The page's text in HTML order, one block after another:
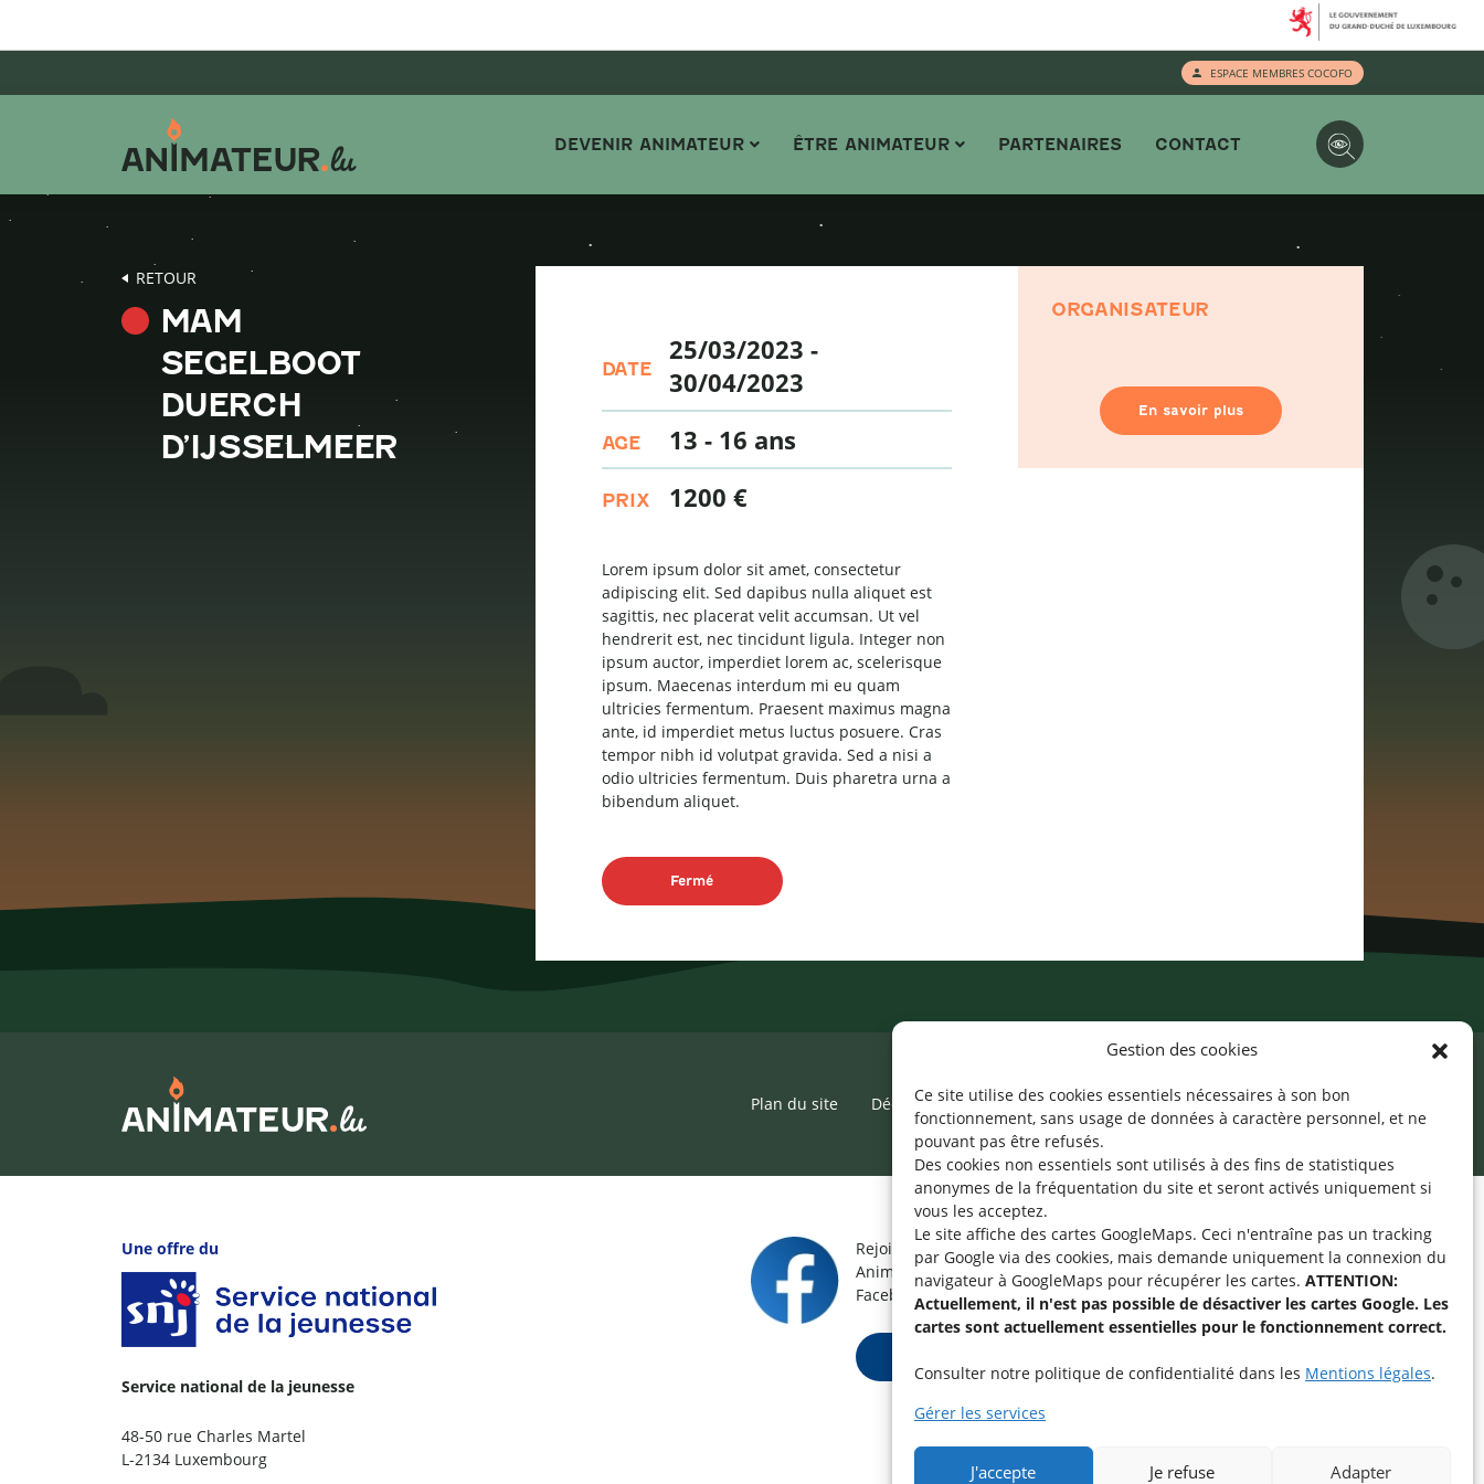
Gestion des cookies
Ce site utilise des cookies essentiels nécessaires à son bon
fonctionnement, sans usage de données à caractère personnel, et ne
pouvant pas être refusés.
Des cookies non essentiels sont utilisés à des fins de statistiques
anonymes de la fréquentation du site et seront activés uniquement si
vous les acceptez.
Le site affiche des cartes GoogleMaps. Ceci n'entraîne pas un tracking
par Google via des cookies, mais demande uniquement la connexion du
navigateur à GoogleMaps pour récupérer les cartes. ATTENTION:
Actuellement, il n'est pas possible de désactiver les cartes Google. Les
cartes sont actuellement essentielles pour le fonctionnement correct.
Consulter notre politique de confidentialité dans les Mentions légales.
Gérer les services
J'accepte Je refuse Adapter
menu
contenu
pied
page
ESPACE MEMBRES COCOFO
DEVENIR ANIMATEUR ÊTRE ANIMATEUR PARTENAIRES CONTACT
RETOUR
MAM
SEGELBOOT
DUERCH
D’IJSSELMEER
DATE
25/03/2023 -
30/04/2023
AGE 13 - 16 ans
PRIX 1200 €
Lorem ipsum dolor sit amet, consectetur
adipiscing elit. Sed dapibus nulla aliquet est
sagittis, nec placerat velit accumsan. Ut vel
hendrerit est, nec tincidunt ligula. Integer non
ipsum auctor, imperdiet lorem ac, scelerisque
ipsum. Maecenas interdum mi eu quam
ultricies fermentum. Praesent maximus magna
ante, id imperdiet metus luctus posuere. Cras
tempor nibh id volutpat gravida. Sed a nisi a
odio ultricies fermentum. Duis pharetra urna a
bibendum aliquet.
Fermé
ORGANISATEUR
En savoir plus
Plan du site Déclaration d’accessibilité Mentions légales ©2026 SNJ
Une offre du
Service national de la jeunesse
48-50 rue Charles Martel
L-2134 Luxembourg
Rejoignez le groupe « Aide-Animateur /
Animateur / Aide-Technique » sur
Facebook.